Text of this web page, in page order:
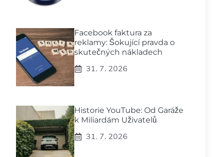
Facebook faktura za
reklamy: Šokující pravda o
skutečných nákladech
31. 7. 2026
Historie YouTube: Od Garáže
k Miliardám Uživatelů
31. 7. 2026